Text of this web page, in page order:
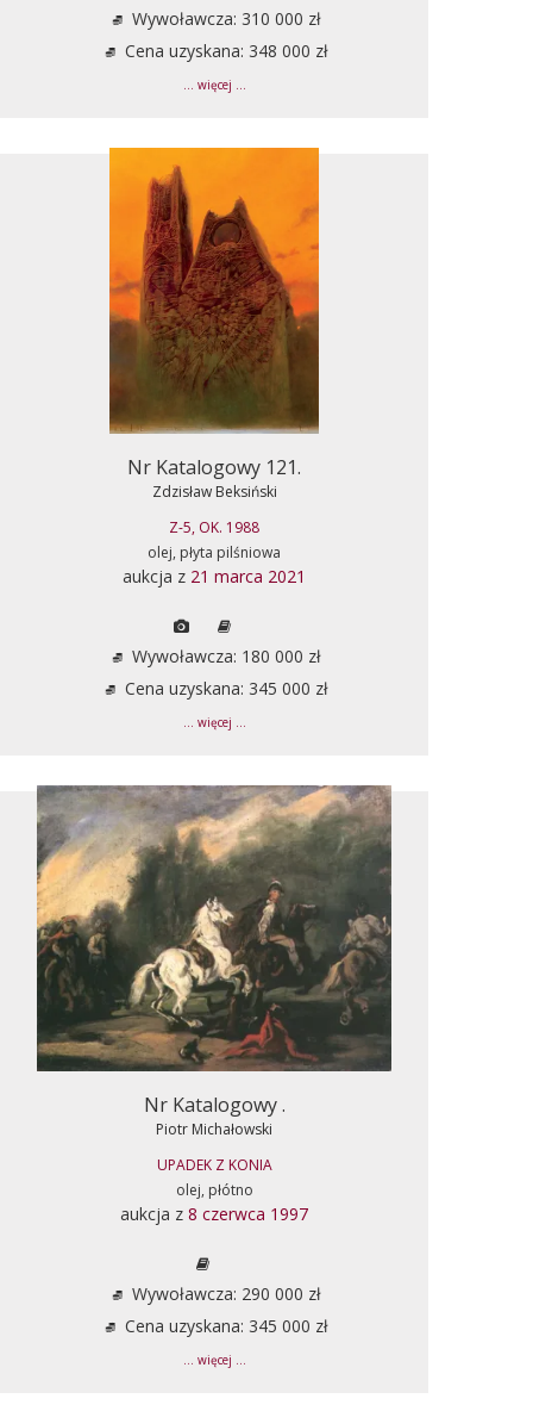
Wywoławcza: 310 000 zł
Cena uzyskana: 348 000 zł
... więcej ...
Nr Katalogowy 121.
Zdzisław Beksiński
Z-5, OK. 1988
olej, płyta pilśniowa
aukcja z 21 marca 2021
Wywoławcza: 180 000 zł
Cena uzyskana: 345 000 zł
... więcej ...
Nr Katalogowy .
Piotr Michałowski
UPADEK Z KONIA
olej, płótno
aukcja z 8 czerwca 1997
Wywoławcza: 290 000 zł
Cena uzyskana: 345 000 zł
... więcej ...